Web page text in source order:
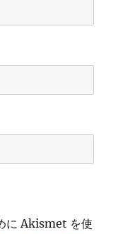
に Akismet を使